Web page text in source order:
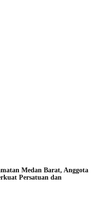
Medan Barat, Anggota
Persatuan dan